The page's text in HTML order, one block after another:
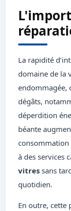
La rapidité
domaine de la
endommagée,
dégâts,
déperdition
béante
consommation
à des services
vitres sans
quotidien.
En outre,